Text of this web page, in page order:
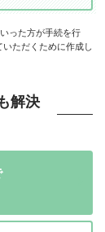
った方が手続を行
ただくために作成し
解決